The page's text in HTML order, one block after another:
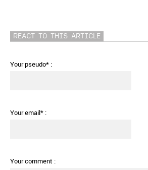
REACT TO THIS ARTICLE
Your pseudo* :
Your email* :
Your comment :